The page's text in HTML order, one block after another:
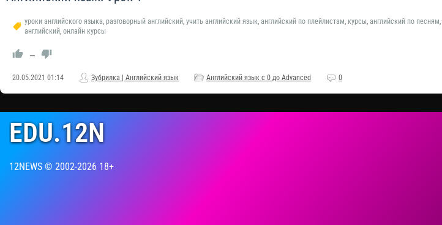
уроки английского языка, разговорный английский, учить английский язык, английский по плейлистам, курсы, английский по песням,
английский, онлайн курсы
—
20.05.2021 01:14 Зубрилка | Английский язык Английский язык с 0 до Advanced 0
EDU.12N
12NEWS © 2002-2026 18+